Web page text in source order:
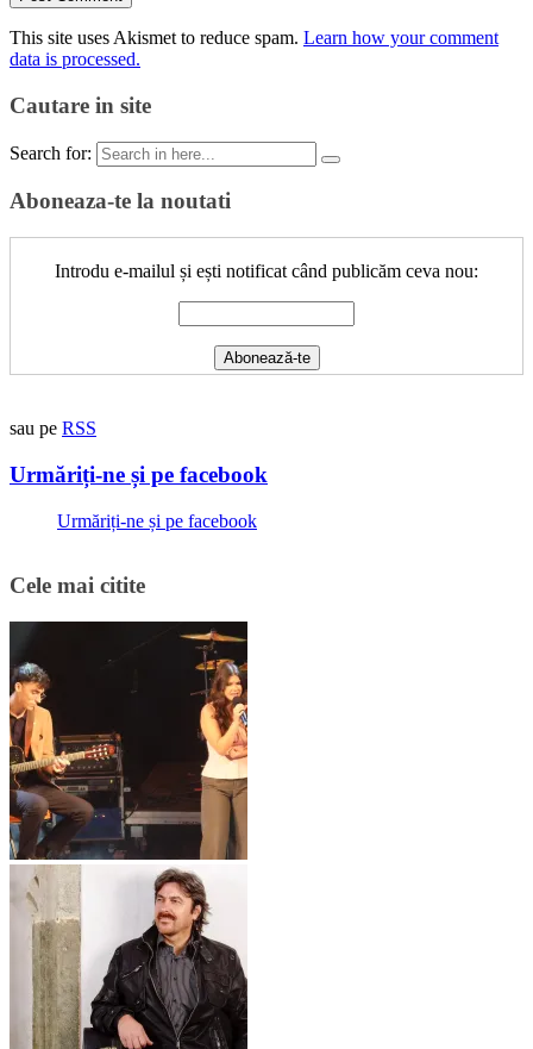
This site uses Akismet to reduce spam. Learn how your comment
data is processed.
Cautare in site
Search for:
Aboneaza-te la noutati
Introdu e-mailul și ești notificat când publicăm ceva nou:
sau pe RSS
Urmăriți-ne și pe facebook
Urmăriți-ne și pe facebook
Cele mai citite